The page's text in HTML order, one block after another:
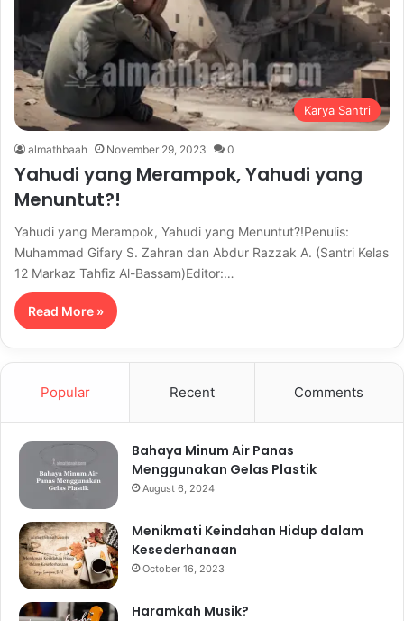
Karya Santri
almathbaah November 29, 2023 0
Yahudi yang Merampok, Yahudi yang
Menuntut?!
Yahudi yang Merampok, Yahudi yang Menuntut?!Penulis:
Muhammad Gifary S. Zahran dan Abdur Razzak A. (Santri Kelas
12 Markaz Tahfiz Al-Bassam)Editor:…
Read More »
Popular Recent Comments
Bahaya Minum Air Panas
Menggunakan Gelas Plastik
August 6, 2024
Menikmati Keindahan Hidup dalam
Kesederhanaan
October 16, 2023
Haramkah Musik?